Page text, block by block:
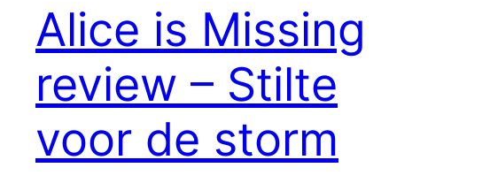
Alice is Missing
review – Stilte
voor de storm